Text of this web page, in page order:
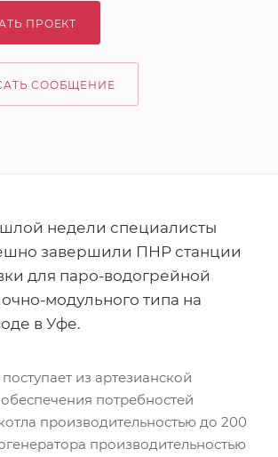
ПРОЕКТ
СООБЩЕНИЕ
недели специалисты
завершили ПНР станции
для паро-водогрейной
модульного типа на
в Уфе.
из артезианской
потребностей
производительностью до 200
производительностью